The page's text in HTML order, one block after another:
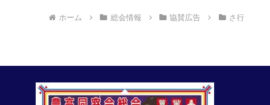
ホーム 総会情報 協賛広告 さ行